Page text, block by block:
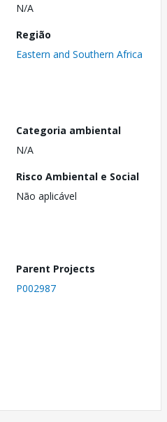
N/A
Região
Eastern and Southern Africa
Categoria ambiental
N/A
Risco Ambiental e Social
Não aplicável
Parent Projects
P002987